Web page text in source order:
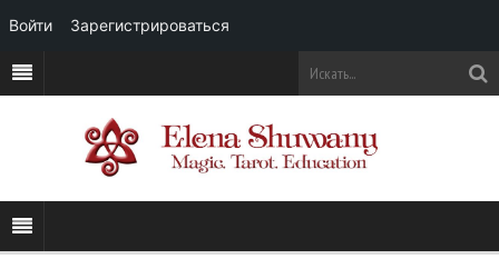
Войти Зарегистрироваться